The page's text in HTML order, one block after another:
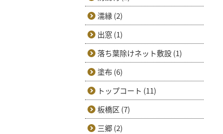
濡縁 (2)
出窓 (1)
落ち葉除けネット敷設 (1)
塗布 (6)
トップコート (11)
板橋区 (7)
三郷 (2)